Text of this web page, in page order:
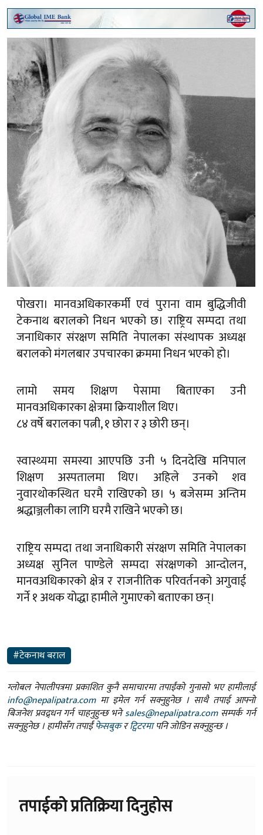
पोखरा। मानवअधिकारकर्मी एवं पुराना वाम बुद्धिजीवी
टेकनाथ बरालको निधन भएको छ। राष्ट्रिय सम्पदा तथा
जनाधिकार संरक्षण समिति नेपालका संस्थापक अध्यक्ष
बरालको मंगलबार उपचारका क्रममा निधन भएको हो।
लामो समय शिक्षण पेसामा बिताएका उनी
मानवअधिकारका क्षेत्रमा क्रियाशील थिए।
८४ वर्षे बरालका पत्नी, १ छोरा र ३ छोरी छन्।
स्वास्थ्यमा समस्या आएपछि उनी ५ दिनदेखि मनिपाल
शिक्षण अस्पतालमा थिए। अहिले उनको शव
नुवारथोकस्थित घरमै राखिएको छ। ५ बजेसम्म अन्तिम
श्रद्धाञ्जलीका लागि घरमै राखिने भएको छ।
राष्ट्रिय सम्पदा तथा जनाधिकारी संरक्षण समिति नेपालका
अध्यक्ष सुनिल पाण्डेले सम्पदा संरक्षणको आन्दोलन,
मानवअधिकारको क्षेत्र र राजनीतिक परिवर्तनको अगुवाई
गर्ने १ अथक योद्धा हामीले गुमाएको बताएका छन्।
#टेकनाथ बराल
ग्लोबल नेपालीपत्रमा प्रकाशित कुनै समाचारमा तपाईंको गुनासो भए हामीलाई
info@nepalipatra.comमा इमेल गर्न सक्नुहुनेछ । साथै तपाई आफ्नो
बिजनेश प्रवद्र्धन गर्न चाहनुहुन्छ भनेsales@nepalipatra.comसम्पर्क गर्न
सक्नुहुनेछ । हामीसँग तपाईंफेसबुकरट्विटरमापनि जोडिन सक्नुहुन्छ ।
तपाईको प्रतिक्रिया दिनुहोस